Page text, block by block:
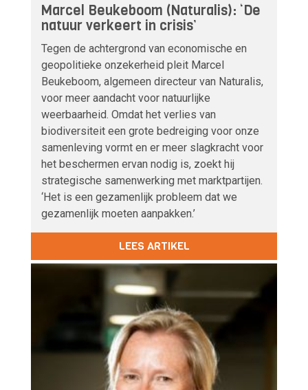
Marcel Beukeboom (Naturalis): ‘De
natuur verkeert in crisis’
Tegen de achtergrond van economische en
geopolitieke onzekerheid pleit Marcel
Beukeboom, algemeen directeur van Naturalis,
voor meer aandacht voor natuurlijke
weerbaarheid. Omdat het verlies van
biodiversiteit een grote bedreiging voor onze
samenleving vormt en er meer slagkracht voor
het beschermen ervan nodig is, zoekt hij
strategische samenwerking met marktpartijen.
‘Het is een gezamenlijk probleem dat we
gezamenlijk moeten aanpakken.’
LEES ARTIKEL